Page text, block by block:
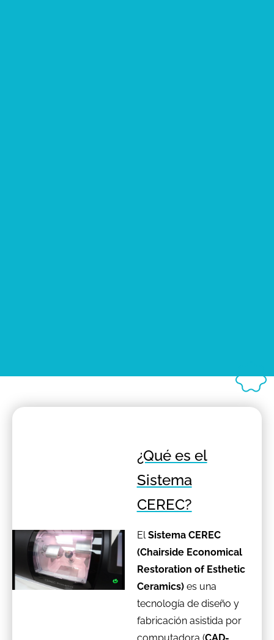
¿Qué es el
Sistema
CEREC?
ElSistema CEREC
(Chairside Economical
Restoration of Esthetic
Ceramics)es una
tecnología de diseño y
fabricación asistida por